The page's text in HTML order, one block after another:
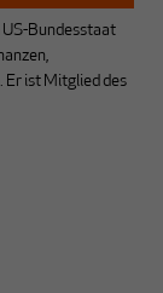
Bundesstaat
Er ist Mitglied des